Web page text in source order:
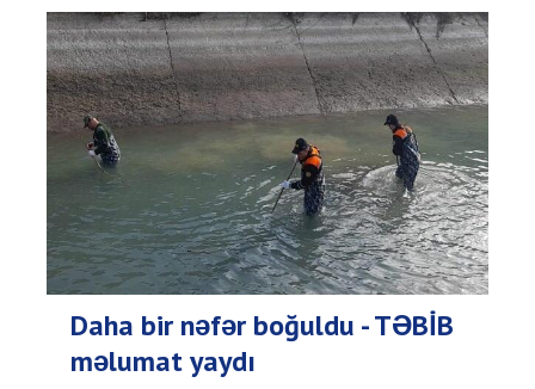
Daha bir nəfər boğuldu - TƏBİB
məlumat yaydı